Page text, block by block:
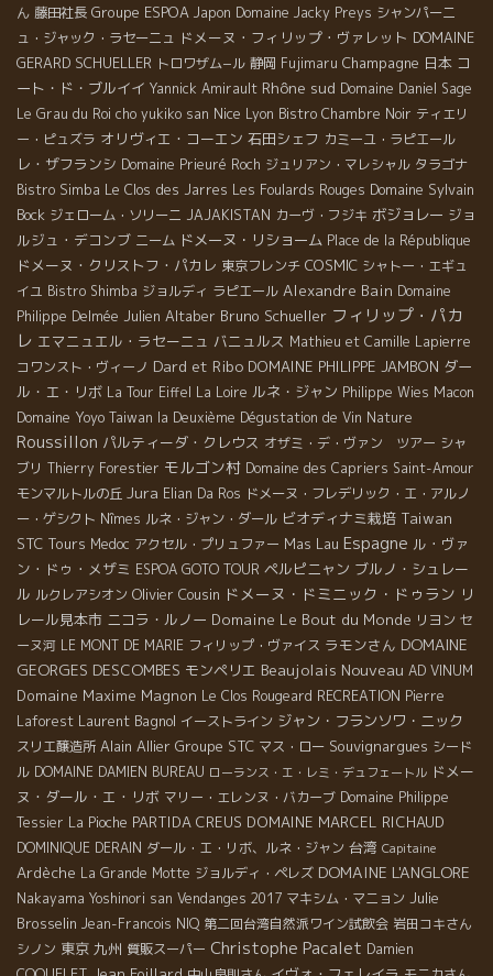
ん 藤田社長 Groupe ESPOA Japon Domaine Jacky Preys シャンパーニ
ュ・ジャック・ラセーニュ ドメーヌ・フィリップ・ヴァレット DOMAINE
GERARD SCHUELLER トロワザム−ル 静岡 Fujimaru Champagne 日本 コ
ート・ド・ブルイイ Yannick Amirault Rhône sud Domaine Daniel Sage
Le Grau du Roi cho yukiko san Nice Lyon Bistro Chambre Noir ティエリ
ー・ピュズラ オリヴィエ・コーエン 石田シェフ カミーユ・ラピエール
レ・ザフランシ Domaine Prieuré Roch ジュリアン・マレシャル タラゴナ
Bistro Simba Le Clos des Jarres Les Foulards Rouges Domaine Sylvain
Bock ジェローム・ソリーニ JAJAKISTAN カーヴ・フジキ ボジョレー ジョ
ルジュ・デコンブ ニーム ドメーヌ・リショーム Place de la République
ドメーヌ・クリストフ・パカレ 東京フレンチ COSMIC シャトー・エギュ
イユ Bistro Shimba ジョルディ ラピエール Alexandre Bain Domaine
Philippe Delmée Julien Altaber Bruno Schueller フィリップ・パカ
レ エマニュエル・ラセーニュ バニュルス Mathieu et Camille Lapierre
コワンスト・ヴィーノ Dard et Ribo DOMAINE PHILIPPE JAMBON ダー
ル・エ・リボ La Tour Eiffel La Loire ルネ・ジャン Philippe Wies Macon
Domaine Yoyo Taiwan la Deuxième Dégustation de Vin Nature
Roussillon パルティーダ・クレウス オザミ・デ・ヴァン ツアー シャ
ブリ Thierry Forestier モルゴン村 Domaine des Capriers Saint-Amour
モンマルトルの丘 Jura Elian Da Ros ドメーヌ・フレデリック・エ・アルノ
ー・ゲシクト Nîmes ルネ・ジャン・ダール ビオディナミ栽培 Taiwan
STC Tours Medoc アクセル・プリュファー Mas Lau Espagne ル・ヴァ
ン・ドゥ・メザミ ESPOA GOTO TOUR ペルピニャン ブルノ・シュレー
ル ルクレアシオン Olivier Cousin ドメーヌ・ドミニック・ドゥラン リ
レール見本市 ニコラ・ルノー Domaine Le Bout du Monde リヨン セ
ーヌ河 LE MONT DE MARIE フィリップ・ヴァイス ラモンさん DOMAINE
GEORGES DESCOMBES モンペリエ Beaujolais Nouveau AD VINUM
Domaine Maxime Magnon Le Clos Rougeard RECREATION Pierre
Laforest Laurent Bagnol イーストライン ジャン・フランソワ・ニック
スリエ醸造所 Alain Allier Groupe STC マス・ロー Souvignargues シード
ル DOMAINE DAMIEN BUREAU ローランス・エ・レミ・デュフェートル ドメー
ヌ・ダール・エ・リボ マリー・エレンヌ・バカーブ Domaine Philippe
Tessier La Pioche PARTIDA CREUS DOMAINE MARCEL RICHAUD
DOMINIQUE DERAIN ダール・エ・リボ、ルネ・ジャン 台湾 Capitaine
Ardèche La Grande Motte ジョルディ・ペレズ DOMAINE L'ANGLORE
Nakayama Yoshinori san Vendanges 2017 マキシム・マニョン Julie
Brosselin Jean-Francois NIQ 第二回台湾自然派ワイン試飲会 岩田コキさん
シノン 東京 九州 質販スーパー Christophe Pacalet Damien